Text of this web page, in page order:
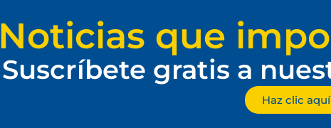
Noticias que
Suscríbete gratis a
Haz clic aquí